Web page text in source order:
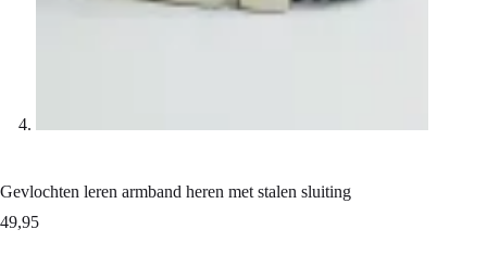
Gevlochten leren armband heren met stalen sluiting
49,95